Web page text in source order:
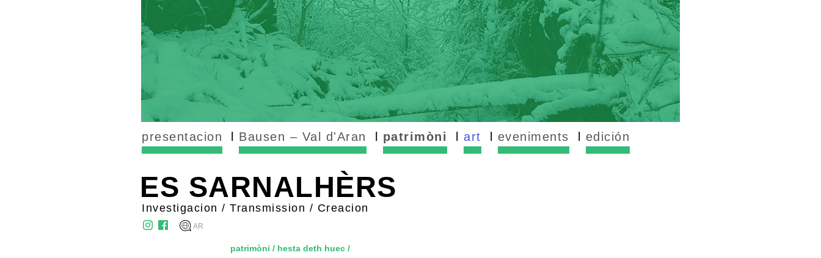
presentacion Bausen – Val d'Aran patrimòni art eveniments edición
ES SARNALHÈRS
Investigacion / Transmission / Creacion
AR
patrimòni / hesta deth huec /